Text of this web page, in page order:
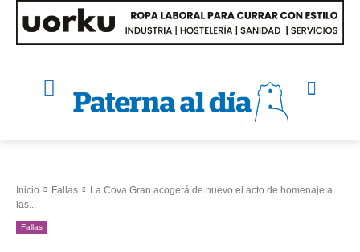
Inicio Fallas
La Cova Gran acogerá de nuevo el acto de homenaje a
las...
Fallas